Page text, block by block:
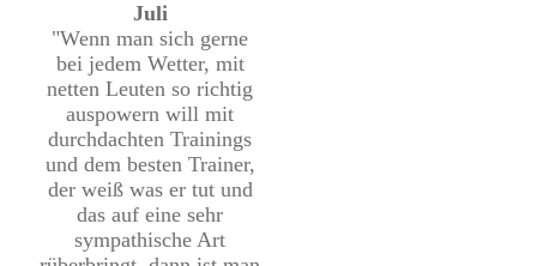
Juli
"Wenn man sich gerne
bei jedem Wetter, mit
netten Leuten so richtig
auspowern will mit
durchdachten Trainings
und dem besten Trainer,
der weiß was er tut und
das auf eine sehr
sympathische Art